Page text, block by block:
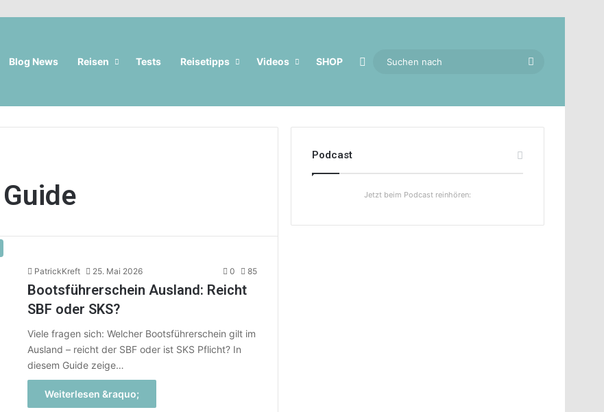
Blog News Reisen Tests Reisetipps Videos SHOP Skin umschalten
PatrickKreft 25. Mai 2026 0 85
Bootsführerschein Ausland: Reicht
SBF oder SKS?
Viele fragen sich: Welcher Bootsführerschein gilt im
Ausland – reicht der SBF oder ist SKS Pflicht? In
diesem Guide zeige…
Weiterlesen &raquo;
Podcast
Jetzt beim Podcast reinhören: